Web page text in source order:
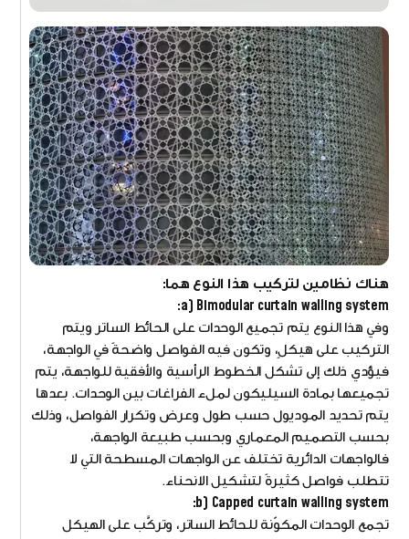
هناك نظامين لتركيب هذا النوع هما:
a) Bimodular curtain walling system:
وفي هذا النوع يتم تجميع الوحدات على الحائط الساتر ويتم
التركيب على هيكلٍ، وتكون فيه الفواصل واضحةً في الواجهة،
فيؤدي ذلك إلى تشكل الخطوط الرأسية والأفقية للواجهة، يتم
تجميعها بمادة السيليكون لملء الفراغات بين الوحدات. بعدها
يتم تحديد الموديول حسب طول وعرض وتكرار الفواصل، وذلك
بحسب التصميم المعماري وبحسب طبيعة الواجهة،
فالواجهات الدائرية تختلف عن الواجهات المسطحة التي لا
تتطلب فواصل كثيرةً لتشكيل الانحناء.
b) Capped curtain walling system:
تجمع الوحدات المكوّنة للحائط الساتر، وتركَّب على الهيكل